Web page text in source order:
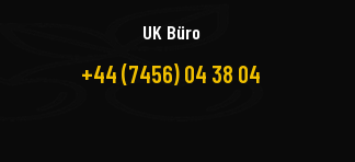
UK Büro
+44 (7456) 04 38 04